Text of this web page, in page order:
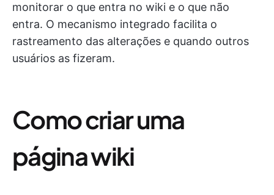
monitorar o que entra no wiki e o que não
entra. O mecanismo integrado facilita o
rastreamento das alterações e quando outros
usuários as fizeram.
Como criar uma
página wiki